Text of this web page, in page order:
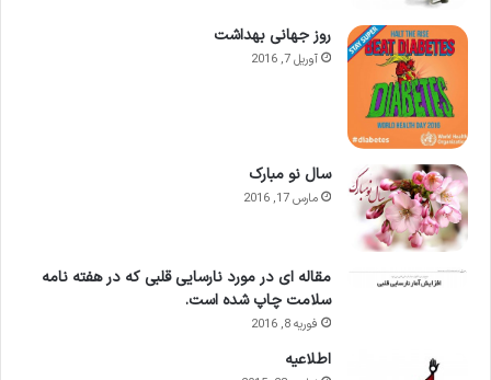
روز جهانی بهداشت
آوریل 7, 2016
سال نو مبارک
مارس 17, 2016
مقاله ای در مورد نارسایی قلبی که در هفته نامه
سلامت چاپ شده است.
فوریه 8, 2016
اطلاعيه